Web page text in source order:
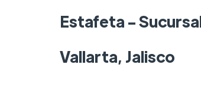
Estafeta -
Vallarta, Jalisco